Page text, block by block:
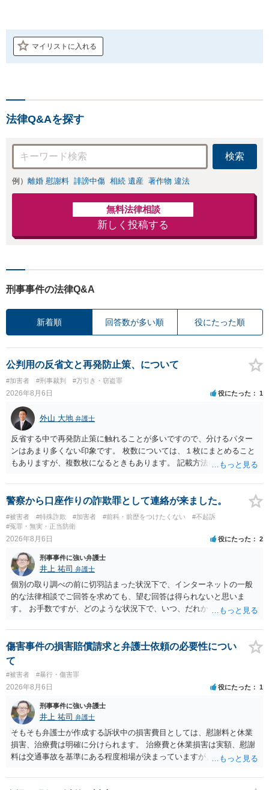
マイリストに入れる
法律Q&Aを探す
検索
例） 離婚 慰謝料 誹謗中傷 相続 遺産 著作物 違法
無料法律相談
新しく投稿する
刑事事件の法律Q&A
新着順 回答数が多い順 役にたった順
公判用の反省文と再発防止策、について
#加害者 #刑事裁判 #万引き・窃盗罪
2026年8月6日 役にたった 1
外山 大地 弁護士
反省する中で再発防止策に触れることが多いですので、分けるパター
ンはあまり多くない印象です。 枚数については、１枚にまとめること
もありますが、複数枚になるときもあります。 記載方法については、
います。 したがいまして、いずれも良いかと考えます。
警察から口座作りの詐欺罪として連絡が来ました。
#被害者 #特殊詐欺 #加害者 #前科・前歴をつけたくない
#不起訴
#冤罪・無実・正当防衛
2026年8月6日 役にたった 2
刑事事件に強い弁護士
井上 祐司 弁護士
個別の取り調べの前に切羽詰まった状況下で、インターネットの一般
的な法律相談でご回答を求めても、望む回答は得られないと思いま
す。 お手数ですが、どのような状況下で、いつ、だれからどのような
の程度だと聞いているのかということについて、お近くで詳細な法律
相談を受けられたうえで対処方法を探された方がよいと思われます。
一般論でいえば、任意取り調べの場合、ＩＣレコーダーを持参して取
り調べ内容を録音することは必須だと考えます。
傷害事件の損害賠償請求と弁護士依頼の必要性につい
て
#被害者 #暴行・傷害罪
2026年8月6日 役にたった 1
刑事事件に強い弁護士
井上 祐司 弁護士
そもそも弁護士が作成する訴状中の損害費目としては、慰謝料と休業
損害、治療費は明確に分けられます。 治療費と休業損害は実額、慰謝
料は交通事故を基準にある程度相場が決まっていますが、全治１０日
ます。 そうすると、弁護士に依頼した場合はおそらく高い確率で費用